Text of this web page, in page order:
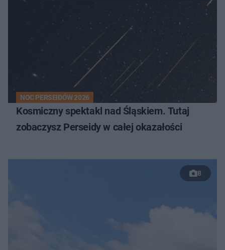
NOC PERSEIDÓW 2026
Kosmiczny spektakl nad Śląskiem. Tutaj
zobaczysz Perseidy w całej okazałości
8